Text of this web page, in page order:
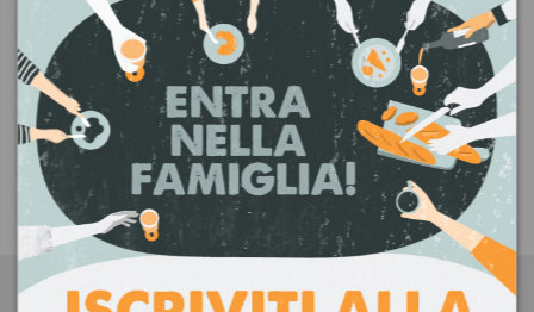
riedel - linea extreme
calice per prosecco
13,70 €
tartuflanghe -
tagliatartufi in acciaio
legno di ulivo
54,00 €
tartuflanghe -
tagliatartufi in acciaio
candyhouse - dispenser
retrò piccolo